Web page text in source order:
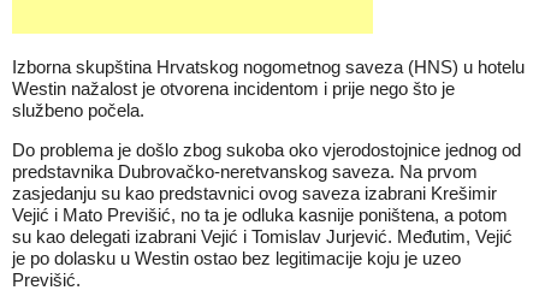
Izborna skupština Hrvatskog nogometnog saveza (HNS) u hotelu
Westin nažalost je otvorena incidentom i prije nego što je
službeno počela.
Do problema je došlo zbog sukoba oko vjerodostojnice jednog od
predstavnika Dubrovačko-neretvanskog saveza. Na prvom
zasjedanju su kao predstavnici ovog saveza izabrani Krešimir
Vejić i Mato Previšić, no ta je odluka kasnije poništena, a potom
su kao delegati izabrani Vejić i Tomislav Jurjević. Međutim, Vejić
je po dolasku u Westin ostao bez legitimacije koju je uzeo
Previšić.